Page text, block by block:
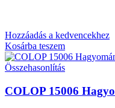
Hozzáadás a kedvencekhez
Kosárba teszem
Összehasonlítás
COLOP 15006